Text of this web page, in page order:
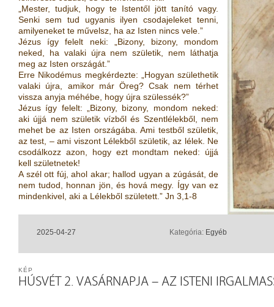
„Mester, tudjuk, hogy te Istentől jött tanító vagy.
Senki sem tud ugyanis ilyen csodajeleket tenni,
amilyeneket te művelsz, ha az Isten nincs vele.”
Jézus így felelt neki: „Bizony, bizony, mondom
neked, ha valaki újra nem születik, nem láthatja
meg az Isten országát.”
Erre Nikodémus megkérdezte: „Hogyan születhetik
valaki újra, amikor már Öreg? Csak nem térhet
vissza anyja méhébe, hogy újra szülessék?”
Jézus így felelt: „Bizony, bizony, mondom neked:
aki újjá nem születik vízből és Szentlélekből, nem
mehet be az Isten országába. Ami testből születik,
az test, – ami viszont Lélekből születik, az lélek. Ne
csodálkozz azon, hogy ezt mondtam neked: újjá
kell születnetek!
A szél ott fúj, ahol akar; hallod ugyan a zúgását, de
nem tudod, honnan jön, és hová megy. Így van ez
mindenkivel, aki a Lélekből született.” Jn 3,1-8
2025-04-27 Kategória: Egyéb
HÚSVÉT 2. VASÁRNAPJA – AZ ISTENI
KÉP